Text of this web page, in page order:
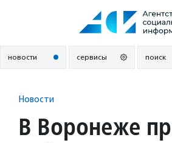
новости сервисы поиск
Новости
В Воронеже